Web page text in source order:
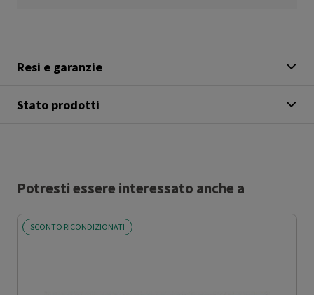
Resi e garanzie
Stato prodotti
Potresti essere interessato anche a
SCONTO RICONDIZIONATI